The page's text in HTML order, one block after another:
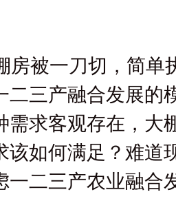
房被一刀切，简
二三产融合发展的
需求客观存在，
该如何满足？难
一二三产农业融